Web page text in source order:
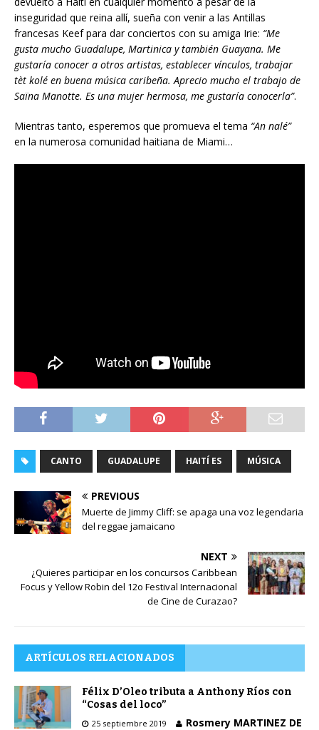
inseguridad que reina allí, sueña con venir a las Antillas
francesas Keef para dar conciertos con su amiga Irie: “Me
gusta mucho Guadalupe, Martinica y también Guayana. Me
gustaría conocer a otros artistas, establecer vínculos, trabajar
tèt kolé en buena música caribeña. Aprecio mucho el trabajo de
Saïna Manotte. Es una mujer hermosa, me gustaría conocerla”.
Mientras tanto, esperemos que promueva el tema “An nalé”
en la numerosa comunidad haitiana de Miami…
CANTO GUADALUPE HAITÍ ES MÚSICA
PREVIOUS
Muerte de Jimmy Cliff: se apaga una voz legendaria
del reggae jamaicano
NEXT
¿Quieres participar en los concursos Caribbean
Focus y Yellow Robin del 12o Festival Internacional
de Cine de Curazao?
ARTÍCULOS RELACIONADOS
Félix D’Oleo tributa a Anthony Ríos con
“Cosas del loco”
25 septiembre 2019
Rosmery MARTINEZ DE